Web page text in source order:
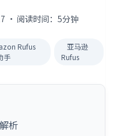
· 阅读时间：5分钟
Rufus
手
亚马逊
Rufus
析